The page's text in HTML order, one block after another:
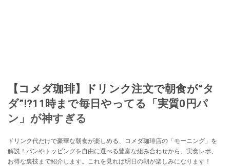
【コメダ珈琲】ドリンク注文で朝食が“タ
ダ”!?11時まで毎日やってる「実質0円パ
ン」が神すぎる
ドリンク代だけで豪華な朝食が楽しめる、コメダ珈琲店の「モーニング」を
解説！パンやトッピングを自由に選べる豊富な組み合わせから、実食レポ、
お得な裏技まで紹介します。これを見れば明日の朝が楽しみになります！